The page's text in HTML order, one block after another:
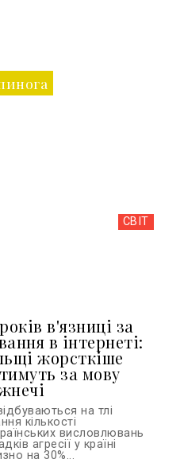
СВІТ
в'язниці за
в інтернеті:
жорсткіше
за мову
на тлі
кількості
висловлювань
агресії у країні
на 30%...